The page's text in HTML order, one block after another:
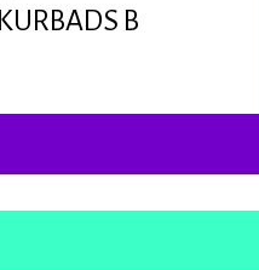
KURBADS B